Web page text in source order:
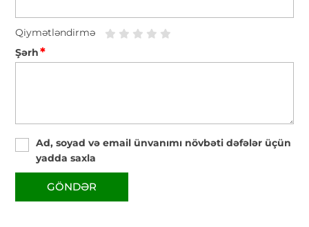
Qiymətləndirmə
Şərh*
Ad, soyad və email ünvanımı növbəti dəfələr üçün
yadda saxla
GÖNDƏR